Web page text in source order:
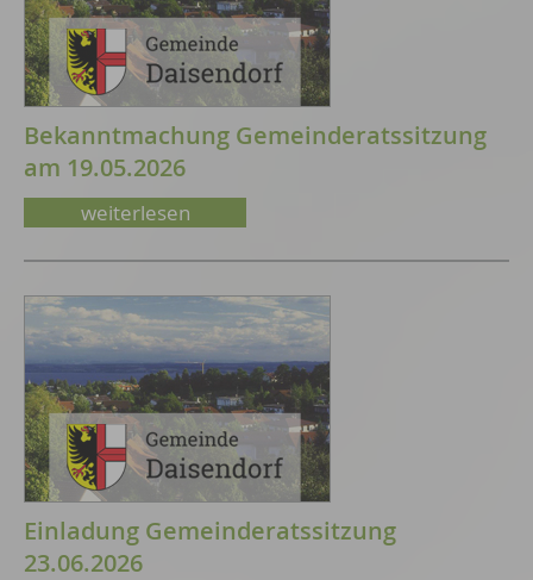
Bekanntmachung Gemeinderatssitzung
am 19.05.2026
weiterlesen
Einladung Gemeinderatssitzung
23.06.2026